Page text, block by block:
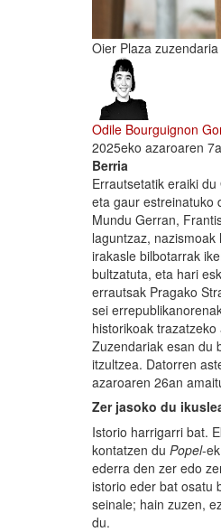
Oier Plaza
Odile Bourguignon
2025eko azaroaren 7a
Berria
Errautsetatik eraiki
eta gaur estreinatuko
Mundu Gerran,
laguntzaz,
irakasle bilbotarrak
bultzatuta, eta hari
errautsak Pragako
sei
historikoak
Zuzendariak esan du
itzultzea. Datorren
azaroaren 26an
Zer jasoko du
Istorio harrigarri bat.
kontatzen du Popel-
ederra den zer edo
istorio eder bat osatu
seinale; hain zuzen,
du.